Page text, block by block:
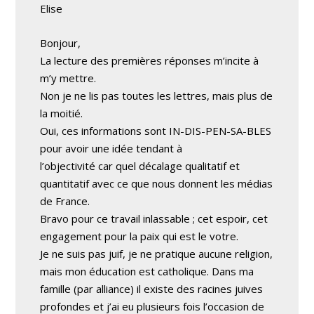
Elise
Bonjour,
La lecture des premières réponses m’incite à
m’y mettre.
Non je ne lis pas toutes les lettres, mais plus de
la moitié.
Oui, ces informations sont IN-DIS-PEN-SA-BLES
pour avoir une idée tendant à
l’objectivité car quel décalage qualitatif et
quantitatif avec ce que nous donnent les médias
de France.
Bravo pour ce travail inlassable ; cet espoir, cet
engagement pour la paix qui est le votre.
Je ne suis pas juif, je ne pratique aucune religion,
mais mon éducation est catholique. Dans ma
famille (par alliance) il existe des racines juives
profondes et j’ai eu plusieurs fois l’occasion de